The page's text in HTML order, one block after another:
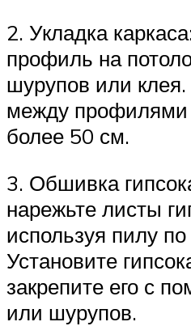
2. Укладка
профиль на
шурупов или
между
более 50 см.
3. Обшивка
нарежьте листы
используя пилу по
Установите
закрепите его с
или шурупов.